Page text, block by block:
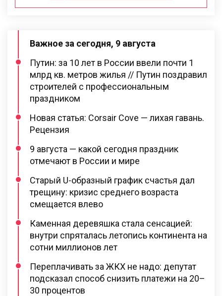
Важное за сегодня, 9 августа
Путин: за 10 лет в России ввели почти 1
млрд кв. метров жилья // Путин поздравил
строителей с профессиональным
праздником
Новая статья: Corsair Cove — лихая гавань.
Рецензия
9 августа — какой сегодня праздник
отмечают в России и мире
Старый U-образный график счастья дал
трещину: кризис среднего возраста
смещается влево
Каменная деревяшка стала сенсацией:
внутри спряталась летопись континента на
сотни миллионов лет
Переплачивать за ЖКХ не надо: депутат
подсказал способ снизить платежи на 20–
30 процентов